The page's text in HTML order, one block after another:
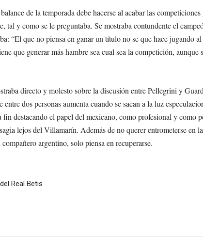
de la temporada debe hacerse al acabar las
tal y como se le preguntaba. Se mostraba contundente el
“El que no piensa en ganar un título no se que hace jugando
que generar más hambre sea cual sea la competición, aunque
directo y molesto sobre la discusión entre Pellegrini y
entre dos personas aumenta cuando se sacan a la luz
destacando el papel del mexicano, como profesional y como
lejos del Villamarín. Además de no querer entrometerse en
argentino, solo piensa en recuperarse.
Real Betis